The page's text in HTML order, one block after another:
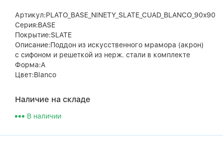
Артикул:PLATO_BASE_NINETY_SLATE_CUAD_BLANCO_90x90
Серия:BASE
Покрытие:SLATE
Описание:Поддон из искусственного мрамора (акрон)
с сифоном и решеткой из нерж. стали в комплекте
Форма:A
Цвет:Blanco
Наличие на складе
В наличии